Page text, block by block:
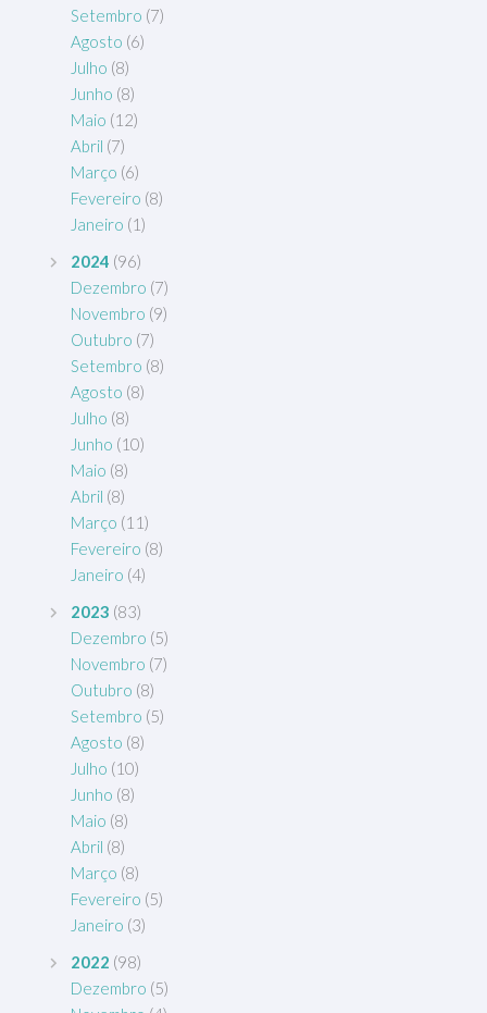
Setembro (7)
Agosto (6)
Julho (8)
Junho (8)
Maio (12)
Abril (7)
Março (6)
Fevereiro (8)
Janeiro (1)
2024 (96)
Dezembro (7)
Novembro (9)
Outubro (7)
Setembro (8)
Agosto (8)
Julho (8)
Junho (10)
Maio (8)
Abril (8)
Março (11)
Fevereiro (8)
Janeiro (4)
2023 (83)
Dezembro (5)
Novembro (7)
Outubro (8)
Setembro (5)
Agosto (8)
Julho (10)
Junho (8)
Maio (8)
Abril (8)
Março (8)
Fevereiro (5)
Janeiro (3)
2022 (98)
Dezembro (5)